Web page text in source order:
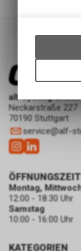
alf cycling
Neckarstraße 227
70190 Stuttgart
service@alf-
KATEGORIEN
Montag,
12:00 - 18:30 Uhr
Samstag
10:00 - 16:00 Uhr